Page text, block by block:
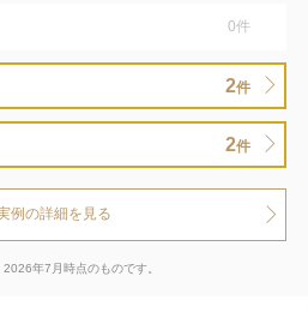
0件
2件
2件
例の詳細を見る
年7月時点のものです。